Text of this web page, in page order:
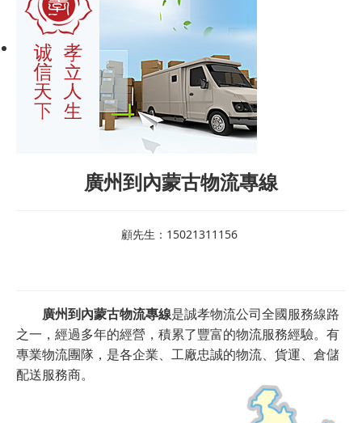
廣州到內蒙古物流專線
顧先生：15021311156
廣州到內蒙古物流專線是誠孝物流公司全國服務線路
之一，經過多年的經營，積累了豐富的物流服務經驗。有
專業物流團隊，是各企業、工廠忠誠的物流、貨運、倉儲
配送服務商。